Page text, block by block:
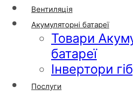
Вентиляція
Акумуляторні батареї
Товари
батареї
Інвертори
Послуги